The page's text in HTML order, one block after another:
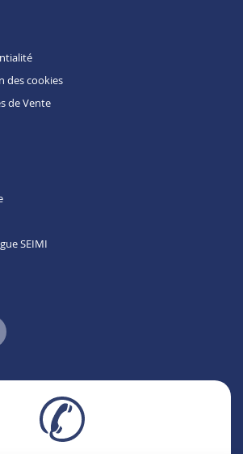
des cookies
de Vente
SEIMI